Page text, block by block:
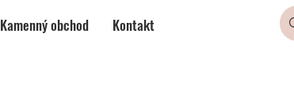
Kamenný obchod Kontakt